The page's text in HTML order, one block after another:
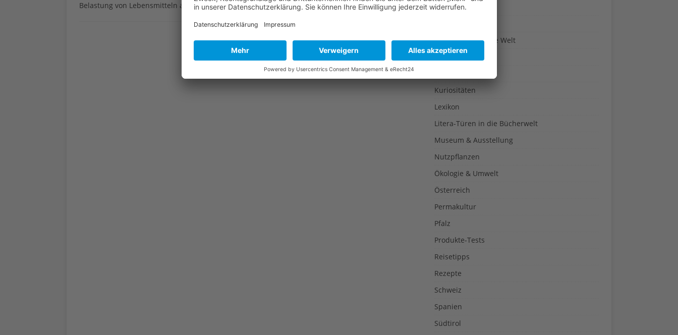
Belastung von Lebensmitteln aus den betroffenen[…]
Japan
Kulinarisch um die Welt
Kultur
Kuriositäten
Lexikon
Litera-Türen in die Bücherwelt
Museum & Ausstellung
Nutzpflanzen
Ökologie & Umwelt
Österreich
Permakultur
Pfalz
Produkte-Tests
Reisetipps
Rezepte
Schweiz
Spanien
Südtirol